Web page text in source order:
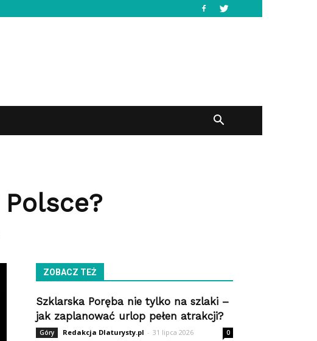
ZOBACZ TEŻ
Szklarska Poręba nie tylko na szlaki –
jak zaplanować urlop pełen atrakcji?
Góry Redakcja Dlaturysty.pl - 31 lipca 2026 0